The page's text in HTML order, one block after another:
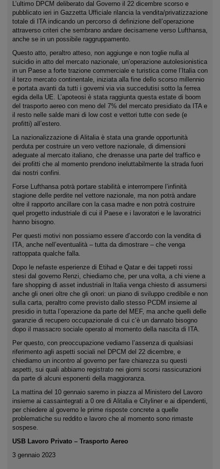
L’ultimo DPCM deliberato dal Governo il 22 dicembre scorso e
pubblicato ieri in Gazzetta Ufficiale rilancia la vendita/privatizzazione
totale di ITA indicando un percorso di definizione dell’operazione
attraverso criteri che sembrano andare decisamene verso Lufthansa,
anche se in un possibile raggruppamento.
Questo atto, peraltro atteso, non aggiunge e non toglie nulla al
suicidio in atto del mercato nazionale, un’operazione autolesionistica
in un Paese a forte trazione commerciale e turistica come l’Italia con
il terzo mercato continentale, iniziata alla fine dello scorso millennio
e portata avanti da tutti i governi via via succedutisi sotto la ferrea
egida della UE. L’apoteosi è stata raggiunta questa estate di boom
del trasporto aereo con meno del 7% del mercato presidiato da ITA e
il resto nelle salde mani di low cost e vettori tutte con sede (e
profitti) all’estero.
La nazionalizzazione di Alitalia è stata una grande opportunità
perduta per costruire un vero vettore nazionale, di dimensioni
adeguate al mercato italiano, che drenasse una parte del traffico e
dei profitti che al momento prendono ineluttabilmente la strada fuori
dai nostri confini.
Forse Lufthansa potrà portare stabilità e interrompere l’infinità
stagione delle perdite nel vettore nazionale, ma non potrà andare
oltre il rapporto ancillare con la casa madre e non potrà costruire
quel progetto industriale di cui il Paese e i lavoratori e le lavoratrici
hanno bisogno.
Per questi motivi non possiamo essere d’accordo con la vendita di
ITA, anche nell’eventualità – tutta da dimostrare – che venga
rattoppata qualche falla.
Dopo le nefaste esperienze di Etihad e Qatar e dei tappeti rossi
stesi dal governo Renzi, chiediamo che, per una volta, a chi viene a
fare shopping di asset industriali in Italia venga chiesto di assumersi
anche gli oneri oltre che gli onori: un piano di sviluppo credibile e non
sulla carta, peraltro come previsto dallo stesso PCDM insieme al
presidio in tutta l’operazione da parte del MEF, ma anche quelli delle
garanzie di recupero occupazionale di cui c’è un dannato bisogno
dopo il massacro sociale operato al momento della nascita di ITA.
Per questo, con preoccupazione vediamo l’assenza di qualsiasi
riferimento agli aspetti sociali nel DPCM del 22 dicembre, e
chiediamo un incontro al governo per fare chiarezza su questi
aspetti, sui quali abbiamo registrato nei giorni scorsi rassicurazioni
da parte di alcuni esponenti della maggioranza.
La mattina del 10 gennaio saremo in piazza al Ministero del Lavoro
insieme ai cassaintegrati a 0 ore di Alitalia e Cityliner e ai dipendenti,
per chiedere al governo le prime risposte concrete a quelle
problematiche su reddito e lavoro che al momento sono rimaste
sospese.
USB Lavoro Privato – Trasporto Aereo
3 gennaio 2023